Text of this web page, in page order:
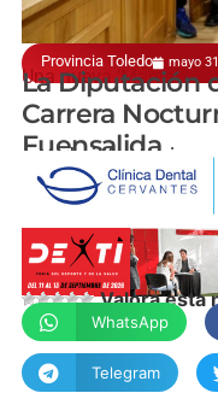
Provincia Toledo mayo
Una nueva ‘Marea
La Diputación
Carrera
Fuensalida
Valora esta
WhatsApp
Telegram